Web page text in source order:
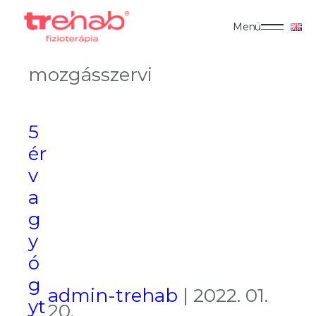
Menü
mozgásszervi
5
ér
v
a
g
y
ó
g
ytadmin-trehab | 2022. 01.
20.